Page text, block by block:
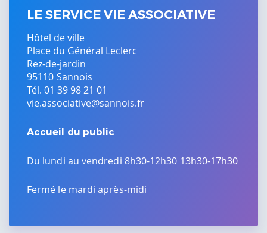
LE SERVICE VIE ASSOCIATIVE
Hôtel de ville
Place du Général Leclerc
Rez-de-jardin
95110 Sannois
Tél. 01 39 98 21 01
vie.associative@sannois.fr
Accueil du public
Du lundi au vendredi 8h30-12h30 13h30-17h30
Fermé le mardi après-midi